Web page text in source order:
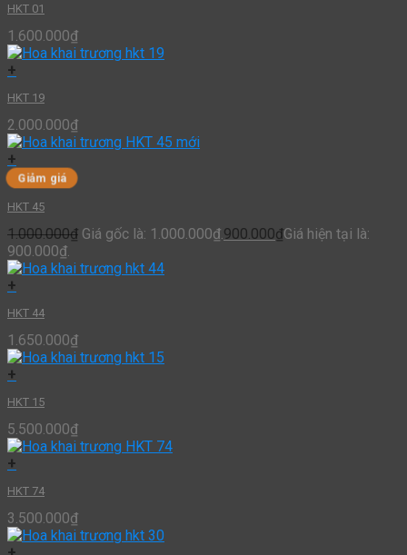
HKT 01
1.600.000₫
+
HKT 19
2.000.000₫
+
Giảm giá
HKT 45
1.000.000₫ Giá gốc là: 1.000.000₫.900.000₫Giá hiện tại là:
900.000₫.
+
HKT 44
1.650.000₫
+
HKT 15
5.500.000₫
+
HKT 74
3.500.000₫